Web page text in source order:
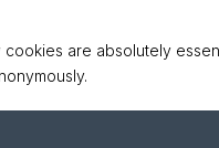
cookies are absolutely